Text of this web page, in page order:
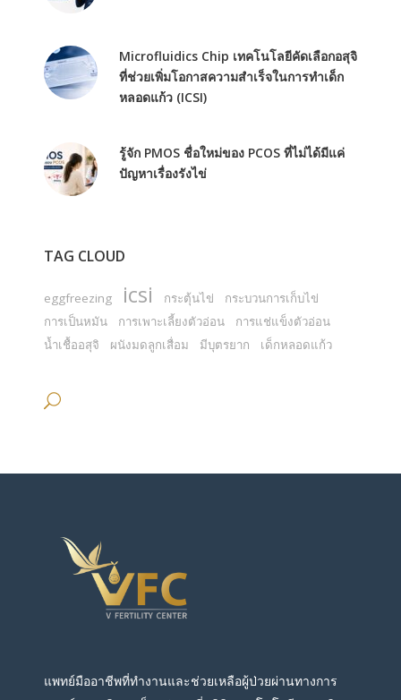
Microfluidics Chip เทคโนโลยีคัดเลือกอสุจิ
ที่ช่วยเพิ่มโอกาสความสำเร็จในการทำเด็ก
หลอดแก้ว (ICSI)
รู้จัก PMOS ชื่อใหม่ของ PCOS ที่ไม่ได้มีแค่
ปัญหาเรื่องรังไข่
TAG CLOUD
eggfreezing icsi กระตุ้นไข่
กระบวนการเก็บไข่
การเป็นหมัน
การเพาะเลี้ยงตัวอ่อน
การแช่แข็งตัวอ่อน
น้ำเชื้ออสุจิ
ผนังมดลูกเสื่อม มีบุตรยาก เด็กหลอดแก้ว
แพทย์มืออาชีพที่ทำงานและช่วยเหลือผู้ป่วยผ่านทางการ